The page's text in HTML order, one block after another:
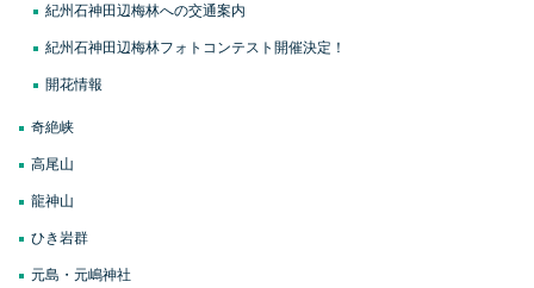
紀州石神田辺梅林への交通案内
紀州石神田辺梅林フォトコンテスト開催決定！
開花情報
奇絶峡
高尾山
龍神山
ひき岩群
元島・元嶋神社